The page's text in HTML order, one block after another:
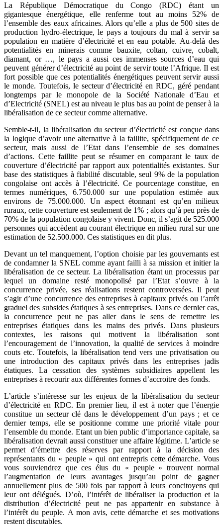
La République Démocratique du Congo (RDC) étant un
gigantesque énergétique, elle renferme tout au moins 52% de
l’ensemble des eaux africaines. Alors qu’elle a plus de 500 sites de
production hydro-électrique, le pays a toujours du mal à servir sa
population en matière d’électricité et en eau potable. Au-delà des
potentialités en minerais comme bauxite, coltan, cuivre, cobalt,
diamant, or …, le pays a aussi ces immenses sources d’eau qui
peuvent générer d’électricité au point de servir toute l’Afrique. Il est
fort possible que ces potentialités énergétiques peuvent servir aussi
le monde. Toutefois, le secteur d’électricité en RDC, géré pendant
longtemps par le monopole de la Société Nationale d’Eau et
d’Electricité (SNEL) est au niveau le plus bas au point de penser à la
libéralisation de ce secteur comme alternative.
Semble-t-il, la libéralisation du secteur d’électricité est conçue dans
la logique d’avoir une alternative à la faillite, spécifiquement de ce
secteur, mais aussi de l’Etat dans l’ensemble de ses domaines
d’actions. Cette faillite peut se résumer en comparant le taux de
couverture d’électricité par rapport aux potentialités existantes. Sur
base des statistiques à fiabilité discutable, seul 9% de la population
congolaise ont accès à l’électricité. Ce pourcentage constitue, en
termes numériques, 6.750.000 sur une population estimée aux
environs de 75.000.000. Un aspect étonnant est qu’en milieux
ruraux, cette couverture est seulement de 1% ; alors qu’à peu près de
70% de la population congolaise y vivent. Donc, il s’agit de 525.000
personnes qui accèdent au courant électrique en milieu rural sur une
estimation de 52.500.000. Ces statistiques en dit plus.
Devant un tel manquement, l’option choisie par les gouvernants est
de condamner la SNEL comme ayant failli à sa mission et initier la
libéralisation de ce secteur. La libéralisation étant un processus par
lequel un domaine resté monopolisé par l’Etat s’ouvre à la
concurrence privée, ses réalisations restent controversées. Il peut
s’agir d’une concurrence des entreprises à capitaux privés ou l’arrêt
graduel des subsides étatiques à ses entreprises. Dans ce dernier cas,
la concurrence peut ne pas aller dans le sens de remettre les
entreprises étatiques dans les mains des privés. Dans plusieurs
contextes, les raisons qui motivent la libéralisation sont
l’encouragement de l’innovation, la qualité de services à moindre
couts etc. Toutefois, la libéralisation tend vers une privatisation ou
une introduction des capitaux privés dans les entreprises jadis
étatiques. La cessation des systèmes subsidiaires appellent les
entreprises à recourir aux différentes formes d’accroitre des fonds.
L’article s’intéresse sur les enjeux de la libéralisation du secteur
d’électricité en RDC. En premier lieu, il est à noter que l’énergie
constitue un secteur clé dans le développement d’un pays ; et ce
dernier temps, elle se positionne comme une priorité vitale pour
l’ensemble du monde. Etant un bien public d’importance capitale, sa
libéralisation devrait aussi constituer une affaire légitime. L’article se
permet d’émettre des réserves par rapport à la décision des
représentants du « peuple » qui ont entrepris cette démarche. Vous
vous souviendrez que ces élus du « peuple » trouvent normal
l’augmentation de leurs avantages jusqu’au point de gagner
annuellement plus de 500 fois par rapport à leurs concitoyens qui
leur ont délégués. D’où, l’intérêt de libéraliser la production et la
distribution d’électricité peut ne pas appartenir en substance à
l’intérêt du peuple. A mon avis, cette démarche et ses motivations
restent discutables.